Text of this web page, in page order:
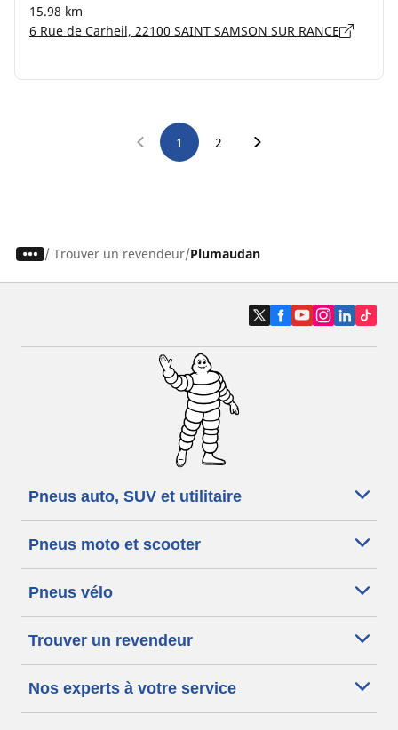
15.98 km
6 Rue de Carheil, 22100 SAINT SAMSON SUR RANCE
1 2
/ Trouver un revendeur Plumaudan
Pneus auto, SUV et utilitaire
Pneus moto et scooter
Pneus vélo
Trouver un revendeur
Nos experts à votre service